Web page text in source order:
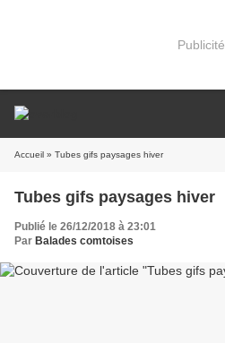
Publicité
Accueil » Tubes gifs paysages hiver
Tubes gifs paysages hiver
Publié le 26/12/2018 à 23:01
Par Balades comtoises